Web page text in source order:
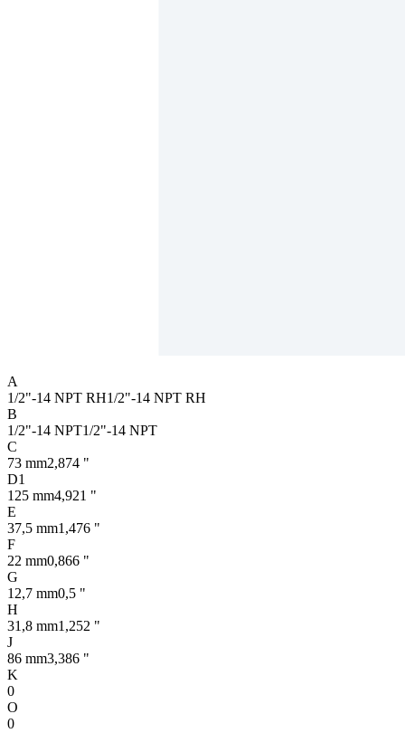
A
1/2"-14 NPT RH1/2"-14 NPT RH
B
1/2"-14 NPT1/2"-14 NPT
C
73 mm2,874 "
D1
125 mm4,921 "
E
37,5 mm1,476 "
F
22 mm0,866 "
G
12,7 mm0,5 "
H
31,8 mm1,252 "
J
86 mm3,386 "
K
0
O
0